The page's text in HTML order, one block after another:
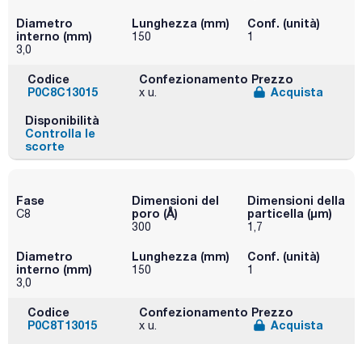
Diametro
interno (mm)
3,0
Lunghezza (mm)
150
Conf. (unità)
1
Codice
P0C8C13015
Confezionamento
x u.
Prezzo
Acquista
Disponibilità
Controlla le
scorte
Fase
C8
Dimensioni del
poro (Å)
300
Dimensioni della
particella (μm)
1,7
Diametro
interno (mm)
3,0
Lunghezza (mm)
150
Conf. (unità)
1
Codice
P0C8T13015
Confezionamento
x u.
Prezzo
Acquista